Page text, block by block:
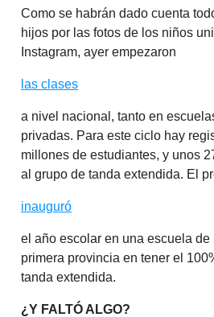
Como se habrán dado cuenta
hijos por las fotos de los niños
Instagram, ayer empezaron
las clases
a nivel nacional, tanto en
privadas. Para este ciclo hay
millones de estudiantes, y unos
al grupo de tanda extendida. El
inauguró
el año escolar en una escuela de
primera provincia en tener el
tanda extendida.
¿Y FALTÓ ALGO?